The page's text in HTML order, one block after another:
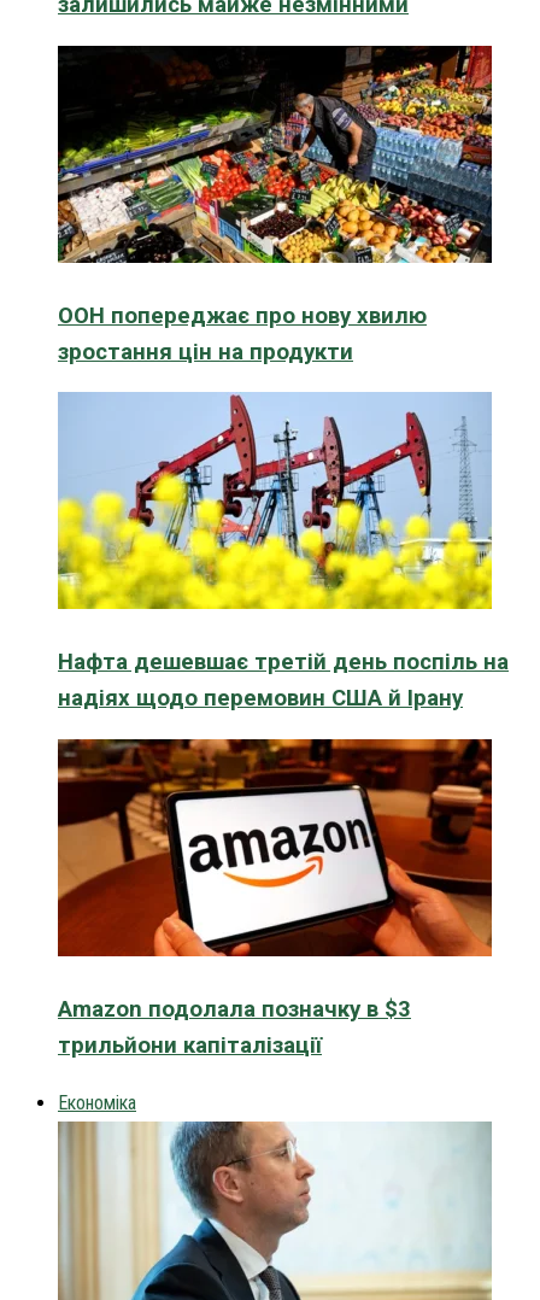
ООН попереджає про нову хвилю
зростання цін на продукти
Нафта дешевшає третій день поспіль на
надіях щодо перемовин США й Ірану
Amazon подолала позначку в $3
трильйони капіталізації
Економіка